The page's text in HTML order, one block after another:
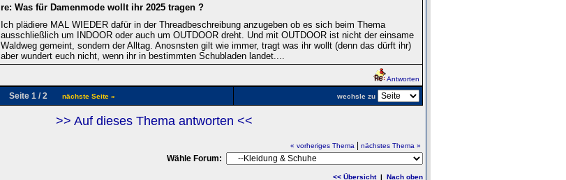
re: Was für Damenmode wollt ihr 2025 tragen ?
Ich plädiere MAL WIEDER dafür in der Threadbeschreibung anzugeben ob es sich beim Thema
ausschließlich um INDOOR oder auch um OUTDOOR dreht. Und mit OUTDOOR ist nicht der einsame
Waldweg gemeint, sondern der Alltag. Anosnsten gilt wie immer, tragt was ihr wollt (denn das dürft ihr)
aber wundert euch nicht, wenn ihr in bestimmten Schubladen landet....
Antworten
Seite 1 / 2 nächste Seite » wechsle zu
>> Auf dieses Thema antworten <<
« vorheriges Thema| nächstes Thema »
Wähle Forum:
<< Übersicht| Nach oben